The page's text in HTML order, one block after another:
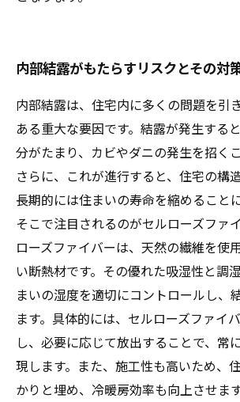
内部結露がもたらすリスクとその対
内部結露は、住宅内に多くの問題を引
ある重大な要因です。結露が発生する
分がたまり、カビやダニの発生を招く
さらに、これが進行すると、住宅の構
長期的には住まいの寿命を縮めること
そこで注目されるのがセルローズファ
ローズファイバーは、天然の繊維を使
い断熱材です。その優れた吸湿性と調
まいの湿度を適切にコントロールし、
ます。具体的には、セルローズファイ
し、必要に応じて放出することで、常
現します。また、施工性も高いため、
かりと埋め、冷暖房効率も向上させま